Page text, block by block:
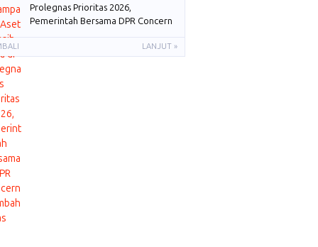
Prolegnas Prioritas 2026,
Pemerintah Bersama DPR Concern
LANJUT »